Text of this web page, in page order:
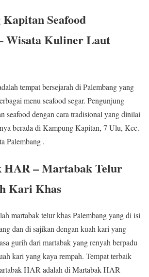
Seafood
Wisata Kuliner Laut
tempat bersejarah di Palembang yang
menu seafood segar. Pengunjung
seafood dengan cara tradisional yang dinilai
berada di Kampung Kapitan, 7 Ulu, Kec.
Palembang .
HAR – Martabak Telur
Kari Khas
martabak telur khas Palembang yang di isi
dan di sajikan dengan kuah kari yang
gurih dari martabak yang renyah berpadu
kari yang kaya rempah. Tempat terbaik
HAR adalah di Martabak HAR